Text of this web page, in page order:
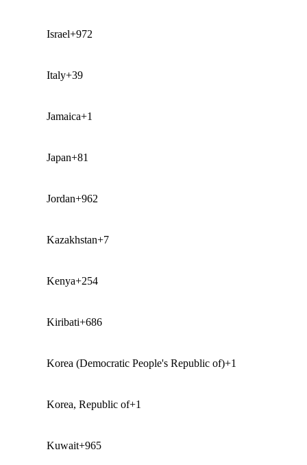
Israel+972
Italy+39
Jamaica+1
Japan+81
Jordan+962
Kazakhstan+7
Kenya+254
Kiribati+686
Korea (Democratic People's Republic of)+1
Korea, Republic of+1
Kuwait+965